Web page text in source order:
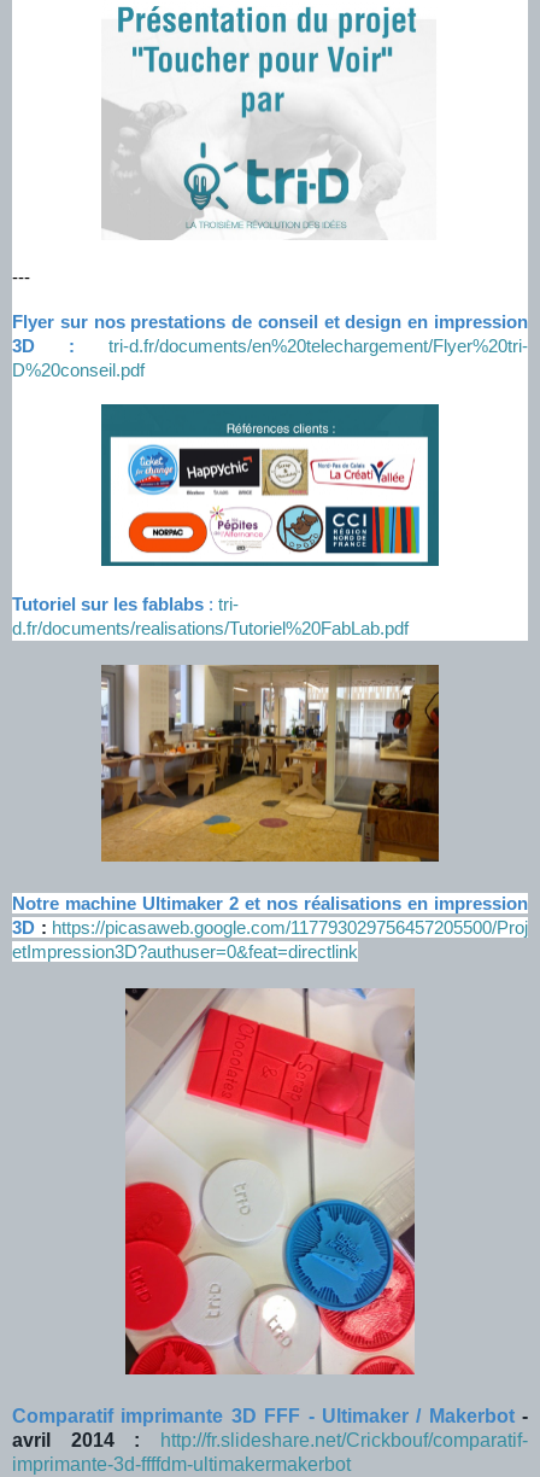
---
Flyer sur nos prestations de conseil et design en impression
3D : tri-d.fr/documents/en%20telechargement/Flyer%20tri-
D%20conseil.pdf
Tutoriel sur les fablabs : tri-
d.fr/documents/realisations/Tutoriel%20FabLab.pdf
Notre machine Ultimaker 2 et nos réalisations en impression
3D : https://picasaweb.google.com/117793029756457205500/Proj
etImpression3D?authuser=0&feat=directlink
Comparatif imprimante 3D FFF - Ultimaker / Makerbot-
avril 2014 :
http://fr.slideshare.net/Crickbouf/comparatif-
imprimante-3d-ffffdm-ultimakermakerbot